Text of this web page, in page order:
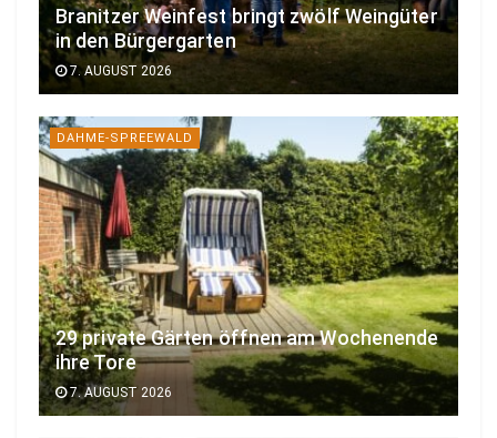
Branitzer Weinfest bringt zwölf Weingüter
in den Bürgergarten
7. AUGUST 2026
DAHME-SPREEWALD
29 private Gärten öffnen am Wochenende
ihre Tore
7. AUGUST 2026